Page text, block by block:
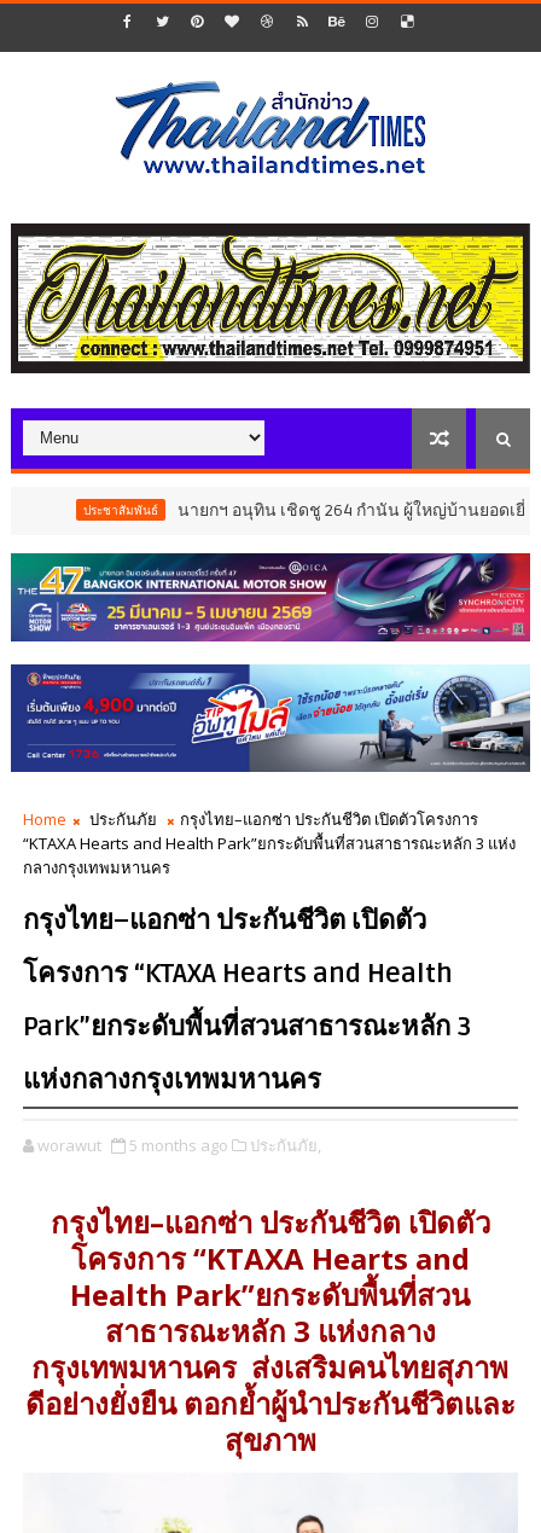
นายกฯ อนุทิน เชิดชู 264 กำนัน ผู้ใหญ่บ้านยอดเยี่ยม มอบแหนบท
Home ประกันภัย
กรุงไทย–แอกซ่า ประกันชีวิต เปิดตัวโครงการ
“KTAXA Hearts and Health Park”ยกระดับพื้นที่สวนสาธารณะหลัก 3 แห่ง
กลางกรุงเทพมหานคร
กรุงไทย–แอกซ่า ประกันชีวิต เปิดตัว
โครงการ “KTAXA Hearts and Health
Park”ยกระดับพื้นที่สวนสาธารณะหลัก 3
แห่งกลางกรุงเทพมหานคร
worawut 5 months ago ประกันภัย,
กรุงไทย–แอกซ่า ประกันชีวิต เปิดตัว
โครงการ “KTAXA Hearts and
Health Park”ยกระดับพื้นที่สวน
สาธารณะหลัก 3 แห่งกลาง
กรุงเทพมหานคร ส่งเสริมคนไทยสุภาพ
ดีอย่างยั่งยืน ตอกย้ำผู้นำประกันชีวิตและ
สุขภาพ